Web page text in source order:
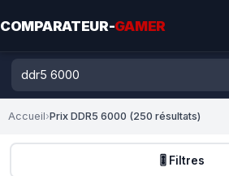
COMPARATEUR-GAMER
Accueil›Prix DDR5 6000 (250 résultats)
🎚️ Filtres